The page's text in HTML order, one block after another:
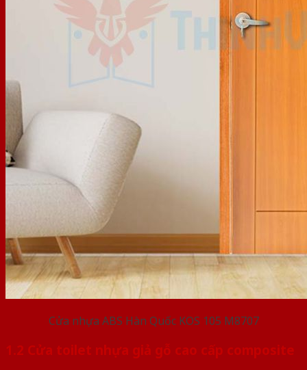
Cửa nhựa ABS Hàn Quốc KOS 105 M8707
1.2 Cửa toilet nhựa giả gỗ cao cấp composite